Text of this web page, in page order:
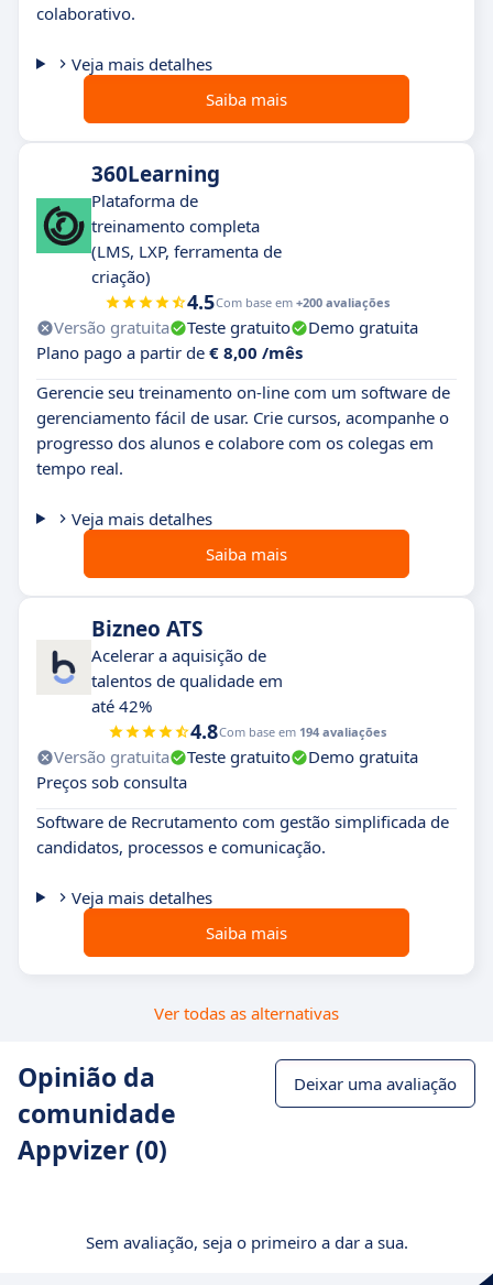
colaborativo.
Veja mais detalhes
Saiba mais
360Learning
Plataforma de
treinamento completa
(LMS, LXP, ferramenta de
criação)
4.5Com base em +200 avaliações
Versão gratuita Teste gratuito
Demo gratuita
Plano pago a partir de € 8,00 /mês
Gerencie seu treinamento on-line com um software de
gerenciamento fácil de usar. Crie cursos, acompanhe o
progresso dos alunos e colabore com os colegas em
tempo real.
Veja mais detalhes
Saiba mais
Bizneo ATS
Acelerar a aquisição de
talentos de qualidade em
até 42%
4.8Com base em 194 avaliações
Versão gratuita Teste gratuito
Demo gratuita
Preços sob consulta
Software de Recrutamento com gestão simplificada de
candidatos, processos e comunicação.
Veja mais detalhes
Saiba mais
Ver todas as alternativas
Opinião da
comunidade
Appvizer (0)
Deixar uma avaliação
Sem avaliação, seja o primeiro a dar a sua.